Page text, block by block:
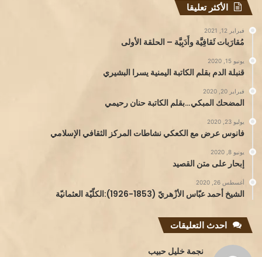
الأكثر تعليقا
فبراير 12, 2021
مُقارَبات ثَقافِيَّة وأَدَبِيَّة – الحلقة الأولى
يونيو 15, 2020
قنبلة الدم بقلم الكاتبة اليمنية يسرا البشيري
فبراير 20, 2020
المضحك المبكي…بقلم الكاتبة حنان رحيمي
يوليو 23, 2020
فانوس عرض مع الكعكي نشاطات المركز الثقافي الإسلامي
يونيو 8, 2020
إبحار على متن القصيد
أغسطس 26, 2020
الشيخ أحمد عبّاس الأزْهريّ (1853-1926):الكلّيّة العثمانيّة
احدث التعليقات
نجمة خليل حبيب